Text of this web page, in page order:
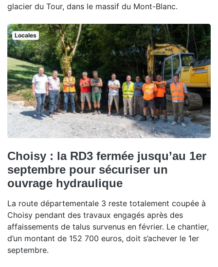
glacier du Tour, dans le massif du Mont-Blanc.
Locales
Choisy : la RD3 fermée jusqu’au 1er
septembre pour sécuriser un
ouvrage hydraulique
La route départementale 3 reste totalement coupée à
Choisy pendant des travaux engagés après des
affaissements de talus survenus en février. Le chantier,
d’un montant de 152 700 euros, doit s’achever le 1er
septembre.